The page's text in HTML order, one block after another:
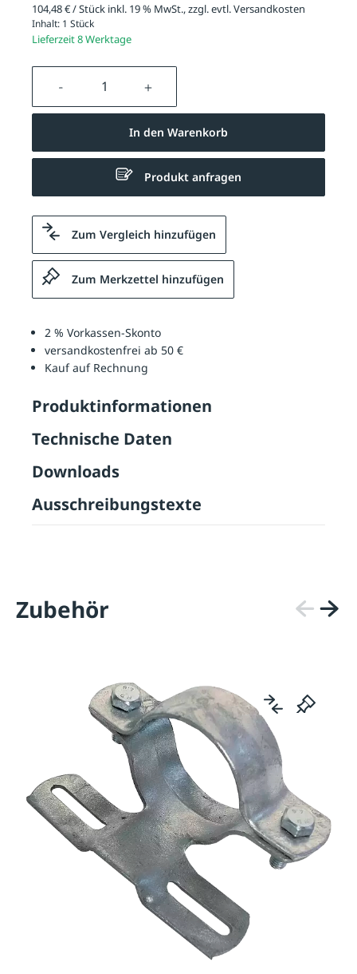
104,48 € / Stück inkl. 19 % MwSt., zzgl. evtl.Versandkosten
Inhalt: 1 Stück
Lieferzeit 8 Werktage
Produkt Anzahl: Gib den
In den Warenkorb
Produkt anfragen
Zum Vergleich hinzufügen
Zum Merkzettel hinzufügen
2 % Vorkassen-Skonto
versandkostenfrei ab 50 €
Kauf auf Rechnung
Produktinformationen
Technische Daten
Downloads
Ausschreibungstexte
Zubehör